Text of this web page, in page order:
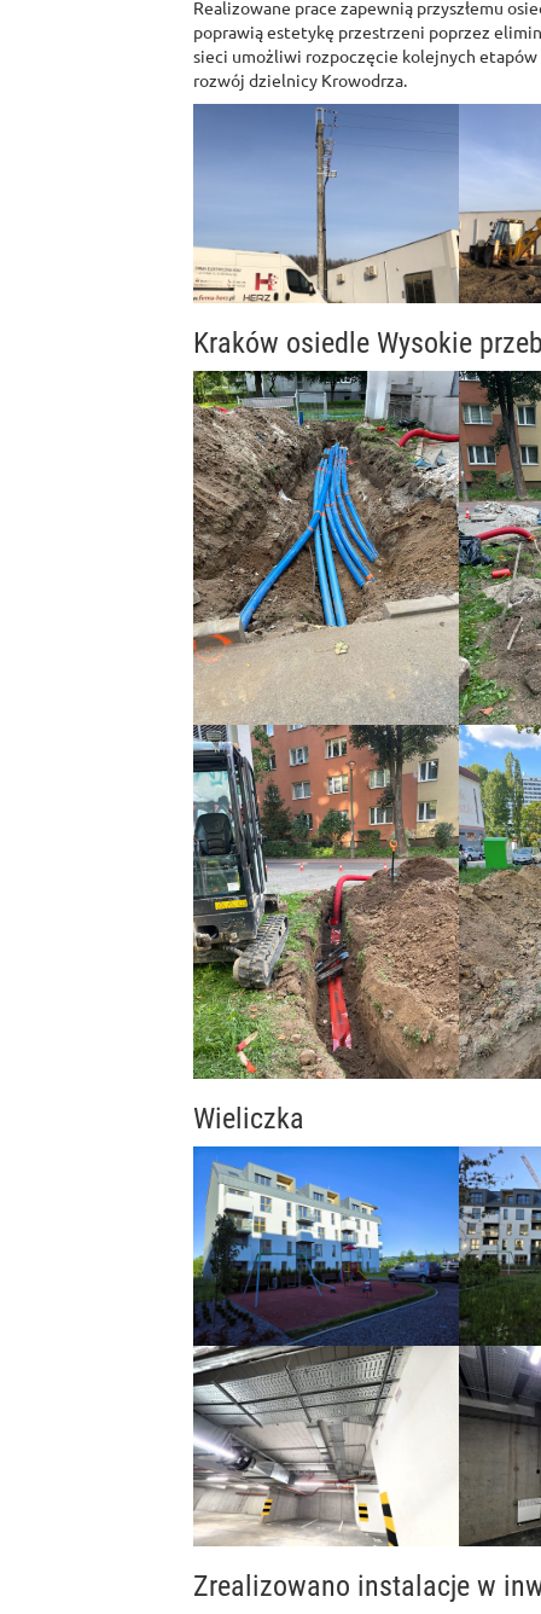
Realizowane prace zapewnią przyszłemu
poprawią estetykę przestrzeni poprzez
sieci umożliwi rozpoczęcie kolejnych
rozwój dzielnicy Krowodrza.
Kraków osiedle Wysokie
Wieliczka
Zrealizowano instalacje w